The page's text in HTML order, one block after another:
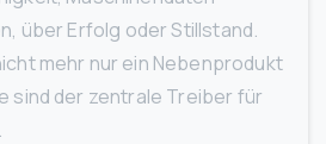
über Erfolg oder Stillstand.
mehr nur ein Nebenprodukt
sind der zentrale Treiber für